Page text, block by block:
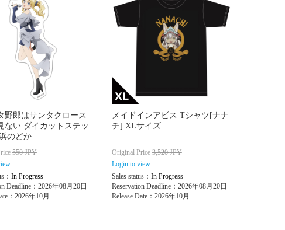
野郎はサンタクロース
ない ダイカットステッ
のどか
550JPY
： In Progress
Deadline：2026年08月20日
：2026年10月
メイドインアビス Tシャツ[ナナ
チ] XLサイズ
Original Price 3,520JPY
Login to view
Sales status： In Progress
Reservation Deadline：2026年08月20日
Release Date：2026年10月